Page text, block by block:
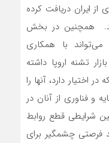
ایران دریافت کرده
همچنین در بخش
با همکاری
تشنه اروپا داشته
اختیار دارد، آنها را
و فناوری از آنان در
شرایطی قطع روابط
فرصتی چشمگیر برای